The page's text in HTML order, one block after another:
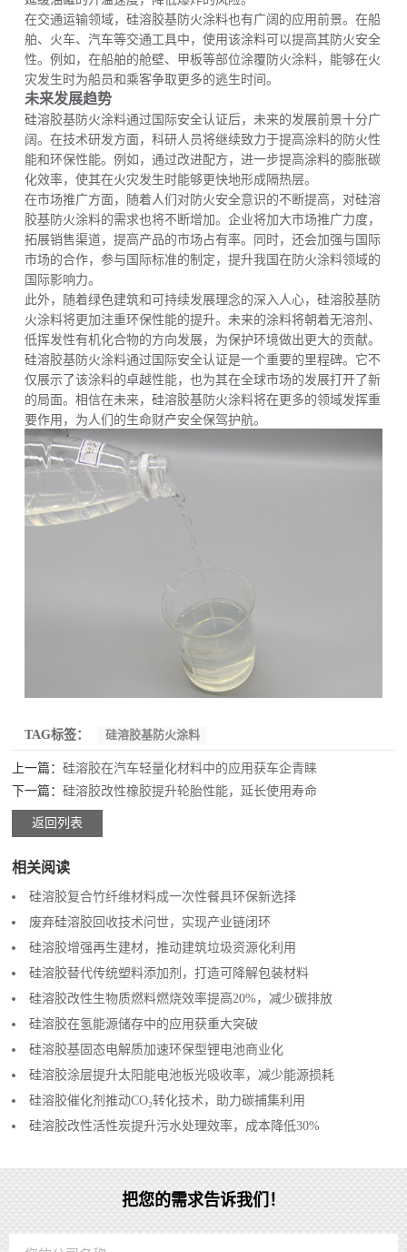
在交通运输领域，硅溶胶基防火涂料也有广阔的应用前景。在船
舶、火车、汽车等交通工具中，使用该涂料可以提高其防火安全
性。例如，在船舶的舱壁、甲板等部位涂覆防火涂料，能够在火
灾发生时为船员和乘客争取更多的逃生时间。
未来发展趋势
硅溶胶基防火涂料通过国际安全认证后，未来的发展前景十分广
阔。在技术研发方面，科研人员将继续致力于提高涂料的防火性
能和环保性能。例如，通过改进配方，进一步提高涂料的膨胀碳
化效率，使其在火灾发生时能够更快地形成隔热层。
在市场推广方面，随着人们对防火安全意识的不断提高，对硅溶
胶基防火涂料的需求也将不断增加。企业将加大市场推广力度，
拓展销售渠道，提高产品的市场占有率。同时，还会加强与国际
市场的合作，参与国际标准的制定，提升我国在防火涂料领域的
国际影响力。
此外，随着绿色建筑和可持续发展理念的深入人心，硅溶胶基防
火涂料将更加注重环保性能的提升。未来的涂料将朝着无溶剂、
低挥发性有机化合物的方向发展，为保护环境做出更大的贡献。
硅溶胶基防火涂料通过国际安全认证是一个重要的里程碑。它不
仅展示了该涂料的卓越性能，也为其在全球市场的发展打开了新
的局面。相信在未来，硅溶胶基防火涂料将在更多的领域发挥重
要作用，为人们的生命财产安全保驾护航。
TAG标签： 硅溶胶基防火涂料
上一篇：硅溶胶在汽车轻量化材料中的应用获车企青睐‌
下一篇：硅溶胶改性橡胶提升轮胎性能，延长使用寿命
返回列表
相关阅读
硅溶胶复合竹纤维材料成一次性餐具环保新选择‌
废弃硅溶胶回收技术问世，实现产业链闭环‌
硅溶胶增强再生建材，推动建筑垃圾资源化利用
硅溶胶替代传统塑料添加剂，打造可降解包装材料
硅溶胶改性生物质燃料燃烧效率提高20%，减少碳排放
硅溶胶在氢能源储存中的应用获重大突破‌
硅溶胶基固态电解质加速环保型锂电池商业化
硅溶胶涂层提升太阳能电池板光吸收率，减少能源损耗‌
硅溶胶催化剂推动CO₂转化技术，助力碳捕集利用‌
硅溶胶改性活性炭提升污水处理效率，成本降低30%
把您的需求告诉我们！